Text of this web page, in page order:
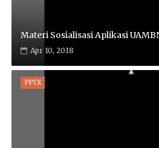
Materi Sosialisasi Aplikasi
Apr 10, 2018
PPTX